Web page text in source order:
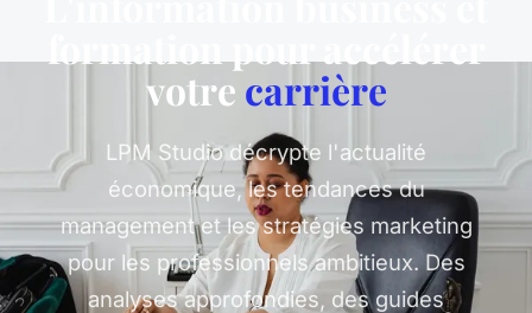
formation pour accélérer
votre carrière
LPM Studio décrypte l'actualité
économique, les tendances du
management et les stratégies marketing
pour les professionnels ambitieux. Des
analyses approfondies, des guides